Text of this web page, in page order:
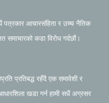
पत्रकार आचारसंहिता र उच्च नैतिक
समाचारको कडा विरोध गर्दछौं।
प्रतिबद्ध रहँदै एक समावेशी र
आधारशिला खडा गर्न हामी सधैं अग्रसर